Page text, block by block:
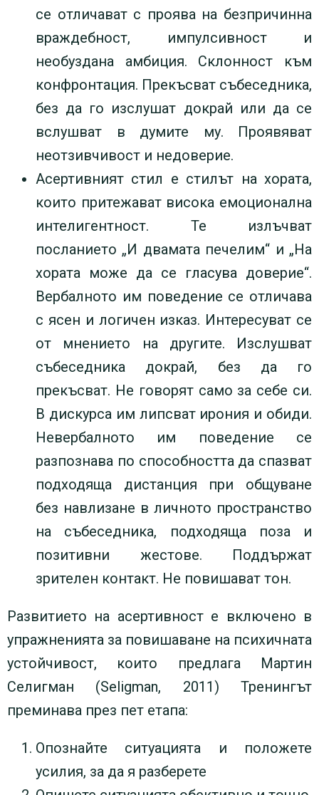
се отличават с проява на безпричинна
враждебност, импулсивност и
необуздана амбиция. Склонност към
конфронтация. Прекъсват събеседника,
без да го изслушат докрай или да се
вслушват в думите му. Проявяват
неотзивчивост и недоверие.
Асертивният стил е стилът на хората,
които притежават висока емоционална
интелигентност. Те излъчват
посланието „И двамата печелим“ и „На
хората може да се гласува доверие“.
Вербалното им поведение се отличава
с ясен и логичен изказ. Интересуват се
от мнението на другите. Изслушват
събеседника докрай, без да го
прекъсват. Не говорят само за себе си.
В дискурса им липсват ирония и обиди.
Невербалното им поведение се
разпознава по способността да спазват
подходяща дистанция при общуване
без навлизане в личното пространство
на събеседника, подходяща поза и
позитивни жестове. Поддържат
зрителен контакт. Не повишават тон.
Развитието на асертивност е включено в
упражненията за повишаване на психичната
устойчивост, които предлага Мартин
Селигман (Seligman, 2011) Тренингът
преминава през пет етапа:
Опознайте ситуацията и положете
усилия, за да я разберете